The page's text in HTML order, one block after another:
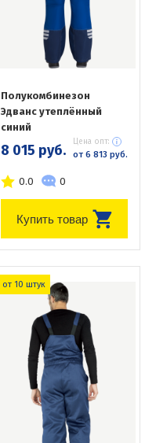
Полукомбинезон
Эдванс утеплённый
синий
8 015 руб. Цена опт:
от 6 813 руб.
0.0 0
Купить товар
от 10 штук